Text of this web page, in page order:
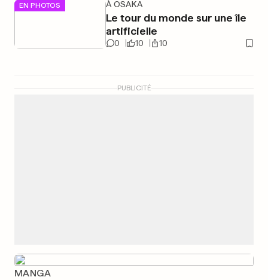
EN PHOTOS À OSAKA
Le tour du monde sur une île
artificielle
0 10 10
PUBLICITÉ
MANGA